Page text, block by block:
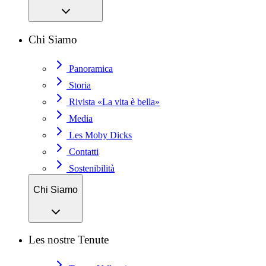
Chi Siamo
Panoramica
Storia
Rivista «La vita è bella»
Media
Les Moby Dicks
Contatti
Sostenibilità
Chi Siamo
Les nostre Tenute